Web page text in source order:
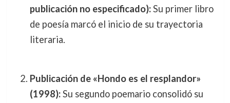
publicación no especificado):Su primer libro
de poesía marcó el inicio de su trayectoria
literaria.
Publicación de «Hondo es el resplandor»
(1998):Su segundo poemario consolidó su